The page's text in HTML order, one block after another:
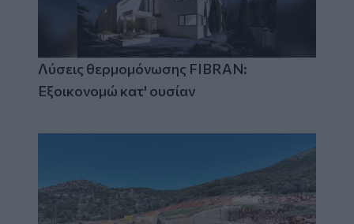
Λύσεις θερμομόνωσης FIBRAN:
Εξοικονομώ κατ' ουσίαν